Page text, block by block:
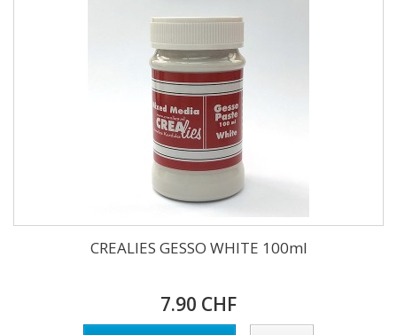
CREALIES GESSO WHITE 100ml
7.90 CHF